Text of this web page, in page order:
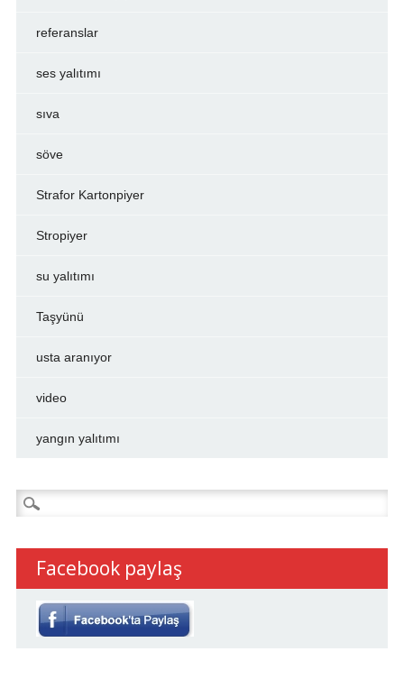
referanslar
ses yalıtımı
sıva
söve
Strafor Kartonpiyer
Stropiyer
su yalıtımı
Taşyünü
usta aranıyor
video
yangın yalıtımı
Arama:
Facebook paylaş